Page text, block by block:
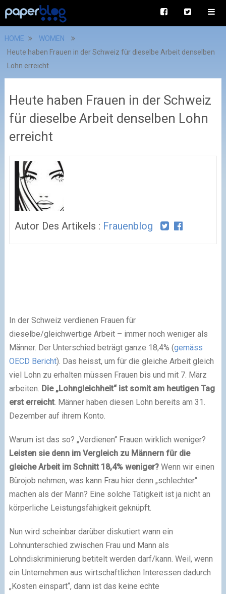
HOME
WOMEN
Heute haben Frauen in der Schweiz für dieselbe Arbeit denselben
Lohn erreicht
Heute haben Frauen in der Schweiz
für dieselbe Arbeit denselben Lohn
erreicht
Autor Des Artikels : Frauenblog
In der Schweiz verdienen Frauen für
dieselbe/gleichwertige Arbeit – immer noch weniger als
Männer. Der Unterschied beträgt ganze 18,4% (gemäss
OECD Bericht). Das heisst, um für die gleiche Arbeit gleich
viel Lohn zu erhalten müssen Frauen bis und mit 7. März
arbeiten. Die „Lohngleichheit“ ist somit am heutigen Tag
erst erreicht. Männer haben diesen Lohn bereits am 31.
Dezember auf ihrem Konto.
Warum ist das so? „Verdienen“ Frauen wirklich weniger?
Leisten sie denn im Vergleich zu Männern für die
gleiche Arbeit im Schnitt 18,4% weniger?Wenn wir einen
Bürojob nehmen, was kann Frau hier denn „schlechter“
machen als der Mann? Eine solche Tätigkeit ist ja nicht an
körperliche Leistungsfähigkeit geknüpft.
Nun wird scheinbar darüber diskutiert wann ein
Lohnunterschied zwischen Frau und Mann als
Lohndiskriminierung betitelt werden darf/kann. Weil, wenn
ein Unternehmen aus wirtschaftlichen Interessen dadurch
„Kosten einspart“, dann ist das keine echte